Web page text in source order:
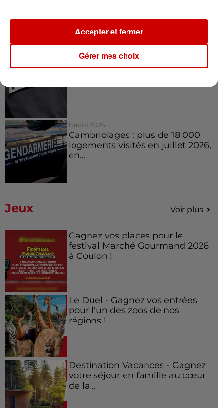
8 août 2026
Royan : elle tente d’écraser son
8 août 2026
Cambriolages : plus de 18 000
logements visités en juillet 2026,
en...
Jeux Voir plus
Gagnez vos places pour le
festival Marché Gourmand 2026
à Coulon !
Le Duel - Gagnez vos entrées
pour l'un des zoos de nos
régions !
Destination Vacances - Gagnez
votre séjour en famille au cœur
de la...
Gérer mes choix
Accepter et fermer